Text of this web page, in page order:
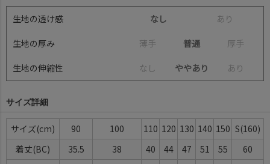
生地の透け感 なし あ り
生地の厚み 薄手 普通 厚手
生地の伸縮性 な し ややあり あ り
サイズ詳細
サイズ(cm) 90 100 110 120 130 140 150 S(160)
着丈(BC)
35.5 38 40 44 47 51 55
60